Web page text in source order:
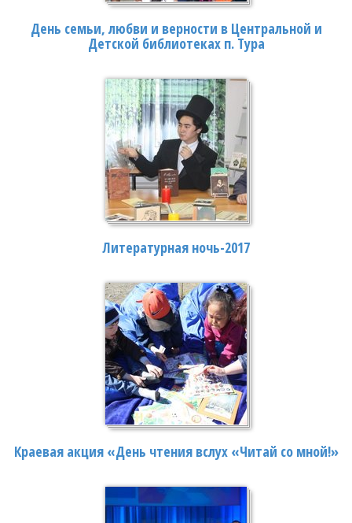
День семьи, любви и верности в Центральной и
Детской библиотеках п. Тура
Литературная ночь-2017
Краевая акция «День чтения вслух «Читай со мной!»